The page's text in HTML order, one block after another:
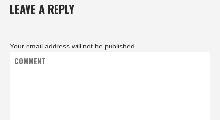
LEAVE A REPLY
Your email address will not be published.